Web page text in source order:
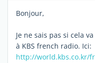
Bonjour,
Je ne sais pas si cela
à KBS french radio. Ici:
http://world.kbs.co.kr/